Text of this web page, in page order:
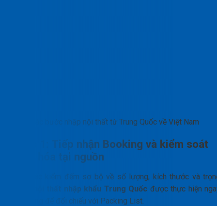
Các bước nhập nội thất từ Trung Quốc về Việt Nam
Bước 1: Tiếp nhận Booking và kiểm soát
hàng hóa tại nguồn
Công tác kiểm đếm sơ bộ về số lượng, kích thước và
nội thất nhập khẩu Trung Quốc được thực hiện
tại xưởng để đối chiếu với Packing List.